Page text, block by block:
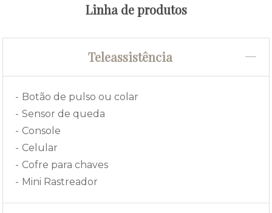
Linha de produtos
Teleassistência
Botão de pulso ou colar
Sensor de queda
Console
Celular
Cofre para chaves
Mini Rastreador